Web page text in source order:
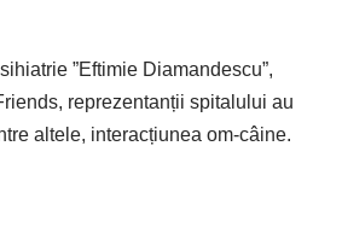
”Eftimie Diamandescu”,
reprezentanții spitalului au
altele, interacțiunea om-câine.